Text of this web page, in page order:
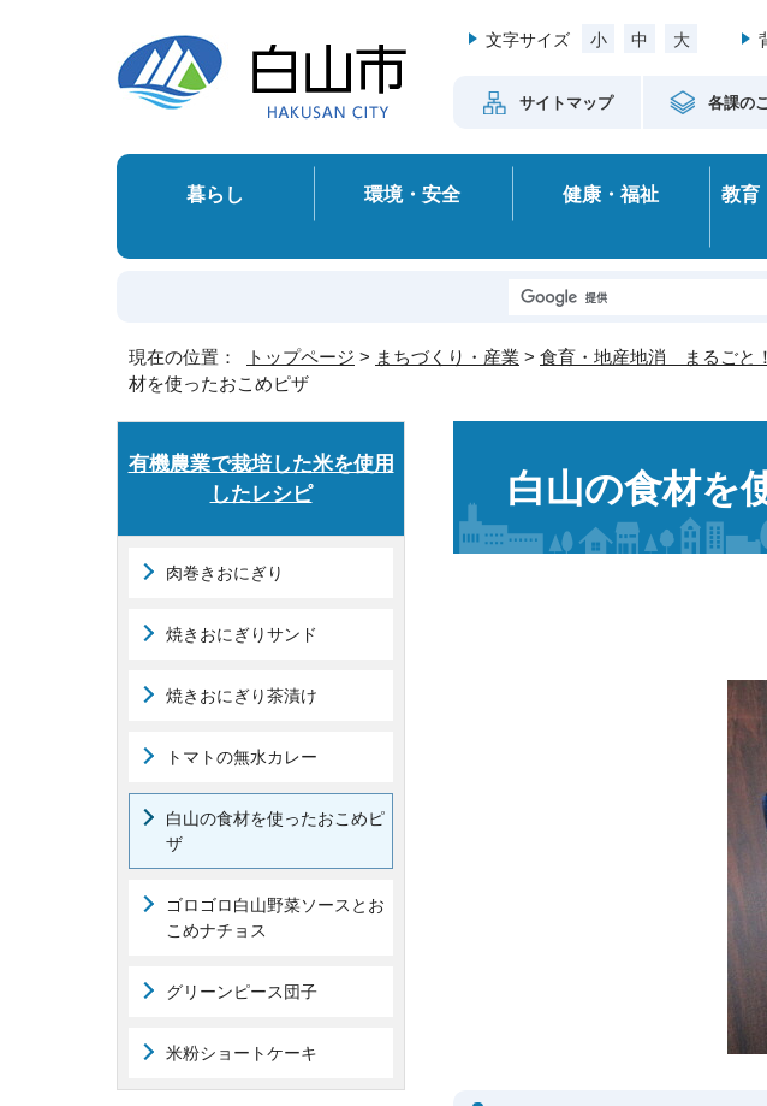
文字サイズ 小 中 大
サイトマップ 各課の
暮らし 環境・安全 健康・福祉
教育
現在の位置： トップページ > まちづくり・産業 > 食育・地産地消 まるごと
材を使ったおこめピザ
白山の食材を
有機農業で栽培した米を使用
したレシピ
肉巻きおにぎり
焼きおにぎりサンド
焼きおにぎり茶漬け
トマトの無水カレー
白山の食材を使ったおこめピ
ザ
ゴロゴロ白山野菜ソースとお
こめナチョス
グリーンピース団子
米粉ショートケーキ